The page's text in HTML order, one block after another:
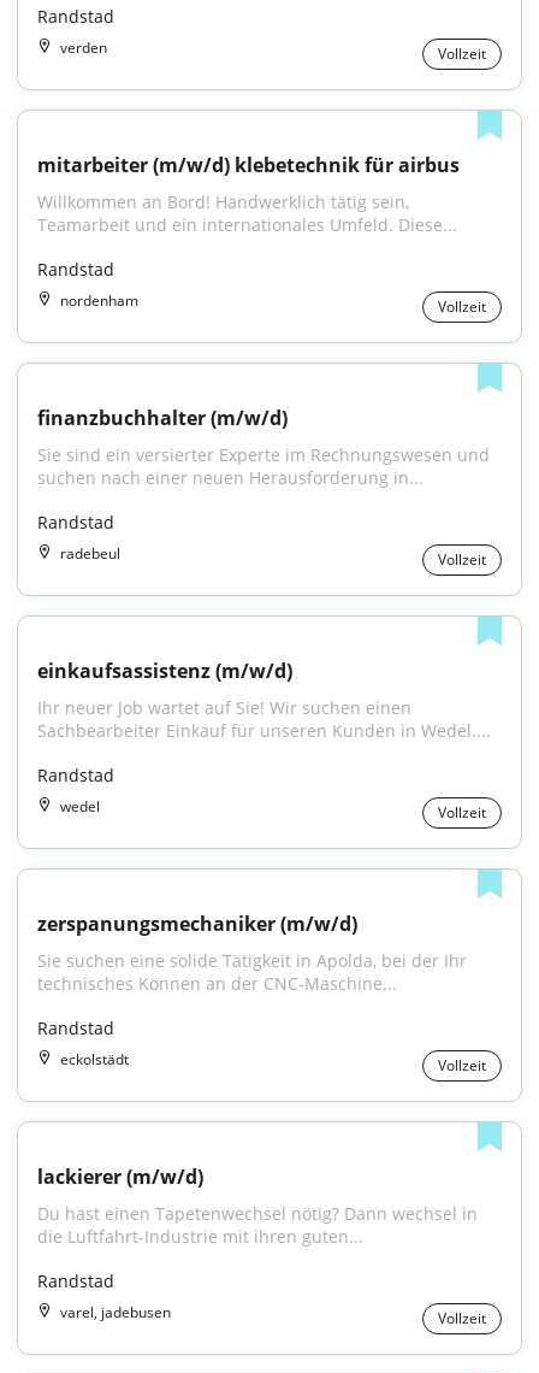
Randstad
verden Vollzeit
mitarbeiter (m/w/d) klebetechnik für airbus
Willkommen an Bord! Handwerklich tätig sein,
Teamarbeit und ein internationales Umfeld. Diese...
Randstad
nordenham Vollzeit
finanzbuchhalter (m/w/d)
Sie sind ein versierter Experte im Rechnungswesen und
suchen nach einer neuen Herausforderung in...
Randstad
radebeul Vollzeit
einkaufsassistenz (m/w/d)
Ihr neuer Job wartet auf Sie! Wir suchen einen
Sachbearbeiter Einkauf für unseren Kunden in Wedel....
Randstad
wedel Vollzeit
zerspanungsmechaniker (m/w/d)
Sie suchen eine solide Tätigkeit in Apolda, bei der Ihr
technisches Können an der CNC-Maschine...
Randstad
eckolstädt Vollzeit
lackierer (m/w/d)
Du hast einen Tapetenwechsel nötig? Dann wechsel in
die Luftfahrt-Industrie mit ihren guten...
Randstad
varel, jadebusen Vollzeit